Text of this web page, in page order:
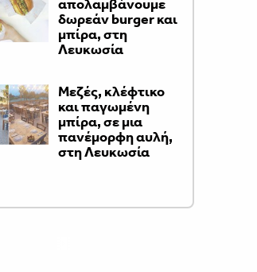
απολαμβάνουμε
δωρεάν burger και
μπίρα, στη
Λευκωσία
Μεζές, κλέφτικο
και παγωμένη
μπίρα, σε μια
πανέμορφη αυλή,
στη Λευκωσία